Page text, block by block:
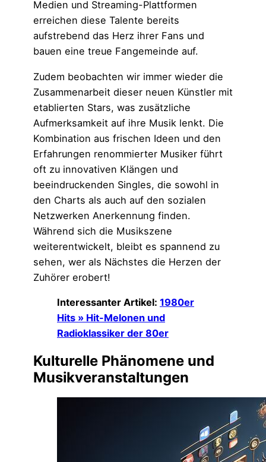
Medien und Streaming-Plattformen
erreichen diese Talente bereits
aufstrebend das Herz ihrer Fans und
bauen eine treue Fangemeinde auf.
Zudem beobachten wir immer wieder die
Zusammenarbeit dieser neuen Künstler mit
etablierten Stars, was zusätzliche
Aufmerksamkeit auf ihre Musik lenkt. Die
Kombination aus frischen Ideen und den
Erfahrungen renommierter Musiker führt
oft zu innovativen Klängen und
beeindruckenden Singles, die sowohl in
den Charts als auch auf den sozialen
Netzwerken Anerkennung finden.
Während sich die Musikszene
weiterentwickelt, bleibt es spannend zu
sehen, wer als Nächstes die Herzen der
Zuhörer erobert!
Interessanter Artikel: 1980er
Hits » Hit-Melonen und
Radioklassiker der 80er
Kulturelle Phänomene und
Musikveranstaltungen